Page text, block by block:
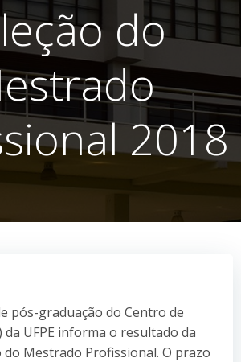
do
2018
pós-graduação do Centro de
UFPE informa o resultado da
do Mestrado Profissional. O prazo